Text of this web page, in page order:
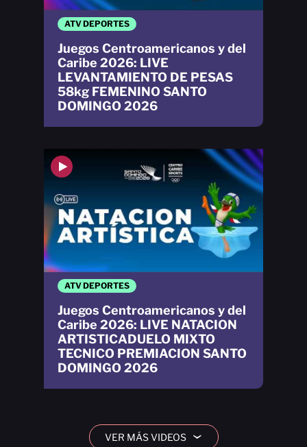
ATV DEPORTES
Juegos Centroamericanos y del
Caribe 2026: LIVE NATACION
ARTISTICADUELO MIXTO
TECNICO PREMIACION SANTO
DOMINGO 2026
ATV DEPORTES
Juegos Centroamericanos y del
Caribe 2026: LIVE
LEVANTAMIENTO DE PESAS
58kg FEMENINO SANTO
DOMINGO 2026
VER MÁS VIDEOS ›